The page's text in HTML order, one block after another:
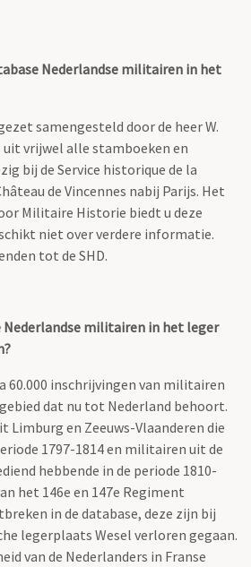
Nederlandse militairen in het
samengesteld door de heer W.
vrijwel alle stamboeken en
bij de Service historique de la
de Vincennes nabij Parijs. Het
Militaire Historie biedt u deze
niet over verdere informatie.
tot de SHD.
Nederlandse militairen in het leger
60.000 inschrijvingen van militairen
dat nu tot Nederland behoort.
en Zeeuws-Vlaanderen die
1797-1814 en militairen uit de
hebbende in de periode 1810-
het 146e en 147e Regiment
in de database, deze zijn bij
legerplaats Wesel verloren gegaan.
van de Nederlanders in Franse